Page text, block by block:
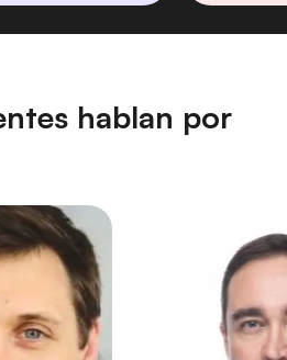
hablan por